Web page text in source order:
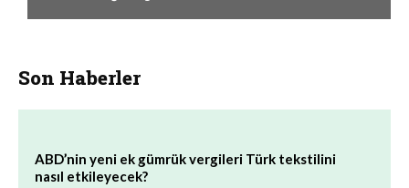
Son Haberler
ABD’nin yeni ek gümrük vergileri Türk tekstilini
nasıl etkileyecek?